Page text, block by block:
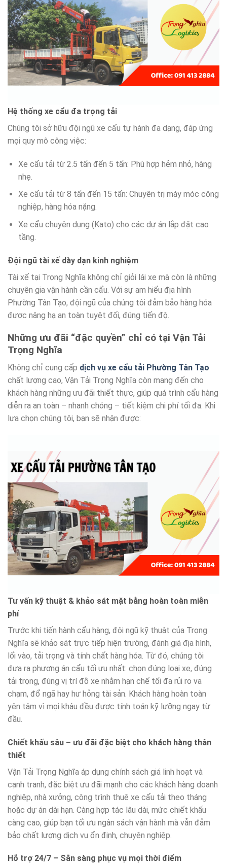
Hệ thống xe cẩu đa trọng tải
Chúng tôi sở hữu đội ngũ xe cẩu tự hành đa dạng, đáp ứng
mọi quy mô công việc:
Xe cẩu tải từ 2.5 tấn đến 5 tấn: Phù hợp hẻm nhỏ, hàng
nhẹ.
Xe cẩu tải từ 8 tấn đến 15 tấn: Chuyên trị máy móc công
nghiệp, hàng hóa nặng.
Xe cẩu chuyên dụng (Kato) cho các dự án lắp đặt cao
tầng.
Đội ngũ tài xế dày dạn kinh nghiệm
Tài xế tại Trọng Nghĩa không chỉ giỏi lái xe mà còn là những
chuyên gia vận hành cần cẩu. Với sự am hiểu địa hình
Phường Tân Tạo, đội ngũ của chúng tôi đảm bảo hàng hóa
được nâng hạ an toàn tuyệt đối, đúng tiến độ.
Những ưu đãi “đặc quyền” chỉ có tại Vận Tải
Trọng Nghĩa
Không chỉ cung cấp dịch vụ xe cẩu tải Phường Tân Tạo
chất lượng cao, Vận Tải Trọng Nghĩa còn mang đến cho
khách hàng những ưu đãi thiết thực, giúp quá trình cẩu hàng
diễn ra an toàn – nhanh chóng – tiết kiệm chi phí tối đa. Khi
lựa chọn chúng tôi, bạn sẽ nhận được:
Tư vấn kỹ thuật & khảo sát mặt bằng hoàn toàn miễn
phí
Trước khi tiến hành cẩu hàng, đội ngũ kỹ thuật của Trọng
Nghĩa sẽ khảo sát trực tiếp hiện trường, đánh giá địa hình,
lối vào, tải trọng và tính chất hàng hóa. Từ đó, chúng tôi
đưa ra phương án cẩu tối ưu nhất: chọn đúng loại xe, đúng
tải trọng, đúng vị trí đỗ xe nhằm hạn chế tối đa rủi ro va
chạm, đổ ngã hay hư hỏng tài sản. Khách hàng hoàn toàn
yên tâm vì mọi khâu đều được tính toán kỹ lưỡng ngay từ
đầu.
Chiết khấu sâu – ưu đãi đặc biệt cho khách hàng thân
thiết
Vận Tải Trọng Nghĩa áp dụng chính sách giá linh hoạt và
cạnh tranh, đặc biệt ưu đãi mạnh cho các khách hàng doanh
nghiệp, nhà xưởng, công trình thuê xe cẩu tải theo tháng
hoặc dự án dài hạn. Càng hợp tác lâu dài, mức chiết khấu
càng cao, giúp bạn tối ưu ngân sách vận hành mà vẫn đảm
bảo chất lượng dịch vụ ổn định, chuyên nghiệp.
Hỗ trợ 24/7 – Sẵn sàng phục vụ mọi thời điểm